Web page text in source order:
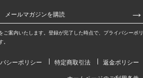
ご案内いたします。登録が完了した時点で、プライバシーポリ
シーポリシー 特定商取引法 返金ポリシー